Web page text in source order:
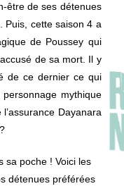
être de ses détenues
Puis, cette saison 4 a
de Poussey qui
de sa mort. Il y
de ce dernier ce qui
mythique
Dayanara
sa poche ! Voici les
détenues préférées